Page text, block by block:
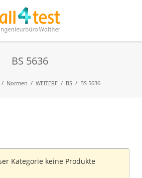
BS 5636
Normen WEITERE BS BS 5636
Kategorie keine Produkte